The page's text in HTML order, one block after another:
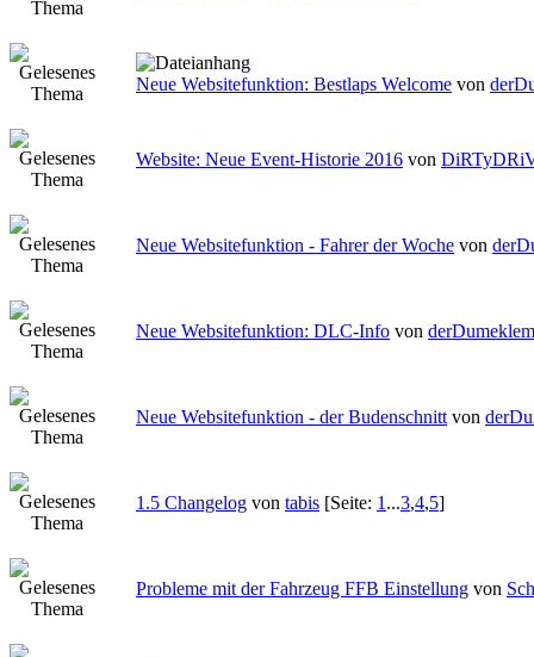
Neue Websitefunktion: Bestlaps Welcome von
Website: Neue Event-Historie 2016 von
Neue Websitefunktion - Fahrer der Woche von
Neue Websitefunktion: DLC-Info von
Neue Websitefunktion - der Budenschnitt von
1.5 Changelog von tabis [Seite: 1 ...3,4,5]
Probleme mit der Fahrzeug FFB Einstellung von